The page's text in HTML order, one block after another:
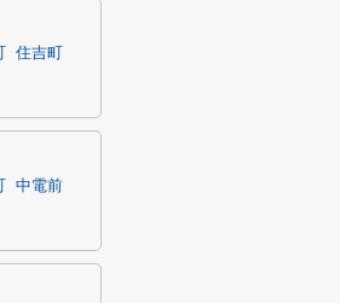
住吉町
中電前